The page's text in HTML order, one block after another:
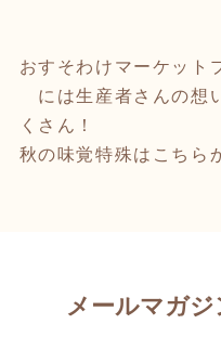
おすそわけマーケット
には生産者さんの想
くさん！
秋の味覚特殊はこちら
メールマガ